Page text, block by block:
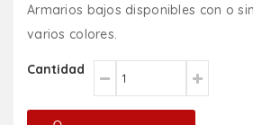
Armarios bajos disponibles con o
varios colores.
Cantidad